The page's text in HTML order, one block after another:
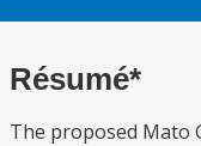
Résumé*
The proposed Mato